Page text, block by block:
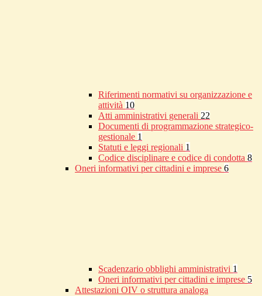
Riferimenti normativi su organizzazione e
attività 10
Atti amministrativi generali 22
Documenti di programmazione strategico-
gestionale 1
Statuti e leggi regionali 1
Codice disciplinare e codice di condotta 8
Oneri informativi per cittadini e imprese 6
Scadenzario obblighi amministrativi 1
Oneri informativi per cittadini e imprese 5
Attestazioni OIV o struttura analoga